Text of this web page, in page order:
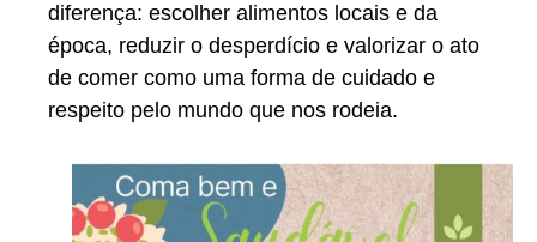
diferença: escolher alimentos locais e da
época, reduzir o desperdício e valorizar o ato
de comer como uma forma de cuidado e
respeito pelo mundo que nos rodeia.